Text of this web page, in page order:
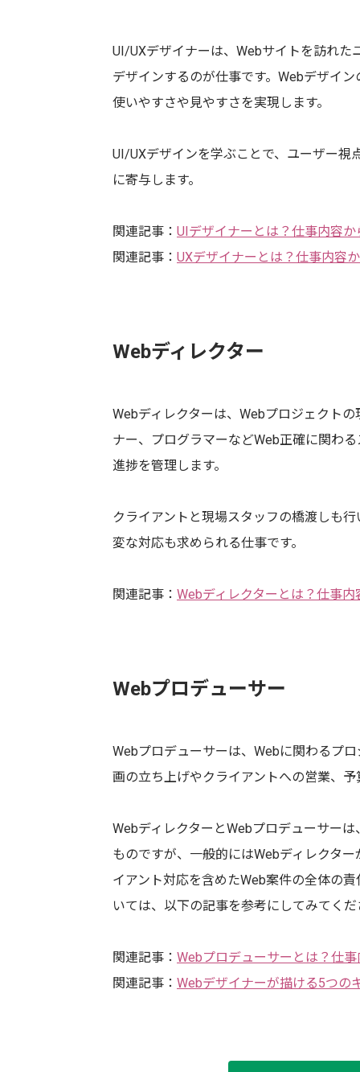
UI/UXデザイナーは、Webサイトを訪れ
デザインするのが仕事です。Webデザイ
使いやすさや見やすさを実現します。
UI/UXデザインを学ぶことで、ユーザー視
に寄与します。
関連記事： UIデザイナーとは？仕事内容
関連記事： UXデザイナーとは？仕事内容
Webディレクター
Webディレクターは、Webプロジェクト
ナー、プログラマーなどWeb正確に関わ
進捗を管理します。
クライアントと現場スタッフの橋渡しも
変な対応も求められる仕事です。
関連記事： Webディレクターとは？仕事
Webプロデューサー
Webプロデューサーは、Webに関わるプ
画の立ち上げやクライアントへの営業、
WebディレクターとWebプロデューサー
ものですが、一般的にはWebディレクタ
イアント対応を含めたWeb案件の全体の
いては、以下の記事を参考にしてみてく
関連記事： Webプロデューサーとは？仕
関連記事： Webデザイナーが描ける5つの